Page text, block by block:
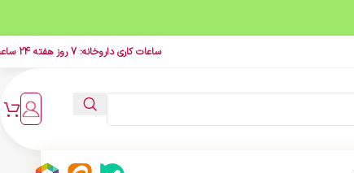
ساعات کاری داروخانه: 7 روز هفته 24 ساعت